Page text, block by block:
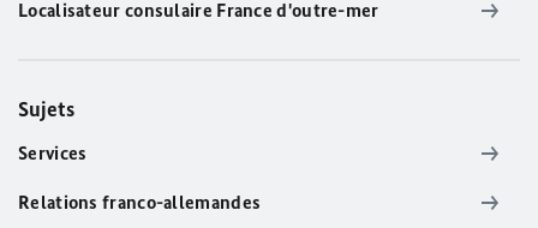
Localisateur consulaire France d'outre-mer
Sujets
Services
Relations franco-allemandes